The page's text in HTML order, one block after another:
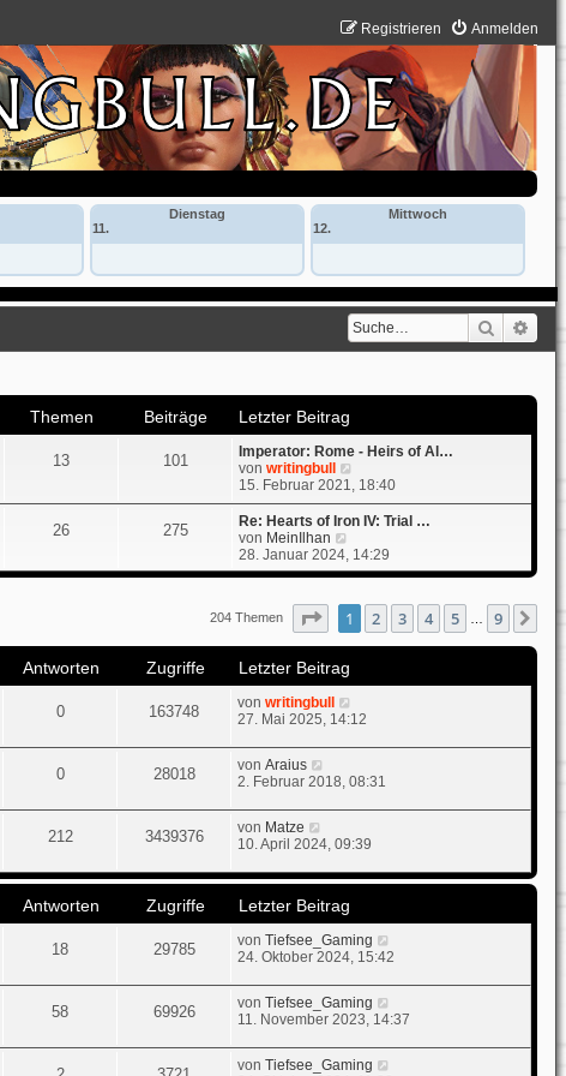
Anmelden
Registrieren
Dienstag
11.
Mittwoch
12.
Suche
Themen Beiträge
Letzter Beitrag
13 101
Imperator: Rome - Heirs of Al…
vonwritingbull
e
u
e
t
e
B
i
t
a
15. Februar 2021, 18:40
26 275
Re: Hearts of Iron IV: Trial …
von MeinIlhan
e
u
s
t
e
e
t
g
28. Januar 2024, 14:29
204 Themen Seite von9
1 2 3 4 5 9
Antworten Zugriffe
Letzter Beitrag
0 163748 vonwritingbull
27. Mai 2025, 14:12
0 28018 vonAraius
2. Februar 2018, 08:31
212 3439376 von Matze
10. April 2024, 09:39
Antworten Zugriffe
Letzter Beitrag
18 29785 vonTiefsee_Gaming
24. Oktober 2024, 15:42
58 69926 vonTiefsee_Gaming
11. November 2023, 14:37
vonTiefsee_Gaming